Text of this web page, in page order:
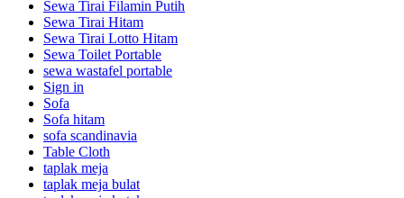
Sewa Tirai Filamin Putih
Sewa Tirai Hitam
Sewa Tirai Lotto Hitam
Sewa Toilet Portable
sewa wastafel portable
Sign in
Sofa
Sofa hitam
sofa scandinavia
Table Cloth
taplak meja
taplak meja bulat